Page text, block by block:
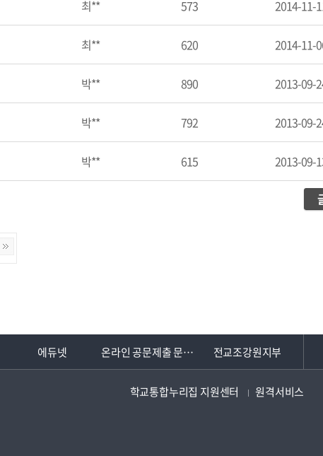
최** 573 2014-11-
최** 620 2014-11-
박** 890 2013-09-
박** 792 2013-09-
박** 615 2013-09-
에듀넷 온라인 공문제출 문서24 전교조강원지부
학교통합누리집 지원센터
원격서비스